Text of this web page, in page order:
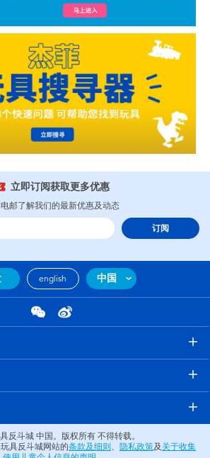
立即订阅获取更多优惠
邮了解我们的最新优惠及动态
订阅
english 中国
反斗城 中国。版权所有 不得转载。
具反斗城网站的条款及细则 、 隐私政策及 关于收集